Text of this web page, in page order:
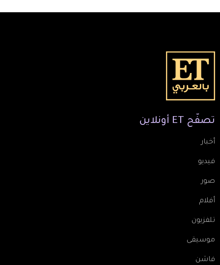
تصفّح ET أونلاين
أخبار
فيديو
صور
أفلام
تلفزيون
موسيقى
فاشن